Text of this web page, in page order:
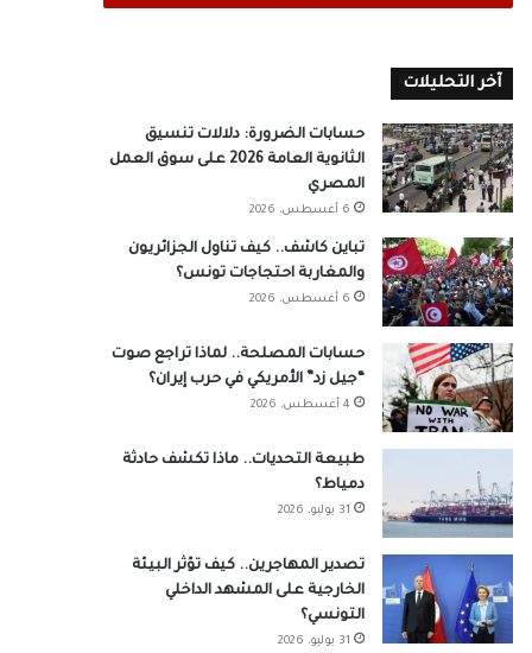
آخر التحليلات
حسابات الضرورة: دلالات تنسيق
الثانوية العامة 2026 على سوق العمل
المصري
6 أغسطس، 2026
تباين كاشف.. كيف تناول الجزائريون
والمغاربة احتجاجات تونس؟
6 أغسطس، 2026
حسابات المصلحة.. لماذا تراجع صوت
“جيل زد” الأمريكي في حرب إيران؟
4 أغسطس، 2026
طبيعة التحديات.. ماذا تكشف حادثة
دمياط؟
31 يوليو، 2026
تصدير المهاجرين.. كيف تؤثر البيئة
الخارجية على المشهد الداخلي
التونسي؟
31 يوليو، 2026